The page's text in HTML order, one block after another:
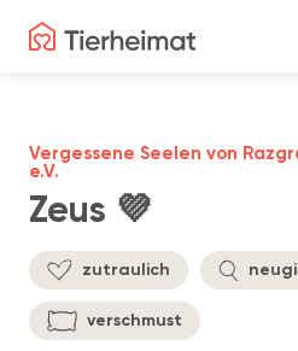
Zeus 💜
Vergessene Seelen von
e.V.
zutraulich
verschmust